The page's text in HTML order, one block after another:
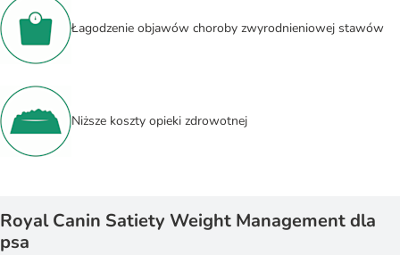
Łagodzenie objawów choroby zwyrodnieniowej stawów
Niższe koszty opieki zdrowotnej
Royal Canin Satiety Weight Management dla
psa